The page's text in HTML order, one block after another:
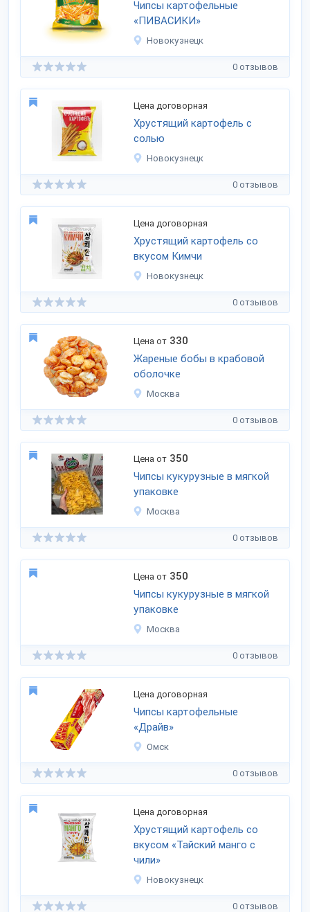
Чипсы картофельные
«ПИВАСИКИ»
Новокузнецк
0 отзывов
Цена договорная
Хрустящий картофель с
солью
Новокузнецк
0 отзывов
Цена договорная
Хрустящий картофель со
вкусом Кимчи
Новокузнецк
0 отзывов
Цена от 330
Жареные бобы в крабовой
оболочке
Москва
0 отзывов
Цена от 350
Чипсы кукурузные в мягкой
упаковке
Москва
0 отзывов
Цена от 350
Чипсы кукурузные в мягкой
упаковке
Москва
0 отзывов
Цена договорная
Чипсы картофельные
«Драйв»
Омск
0 отзывов
Цена договорная
Хрустящий картофель со
вкусом «Тайский манго с
чили»
Новокузнецк
0 отзывов